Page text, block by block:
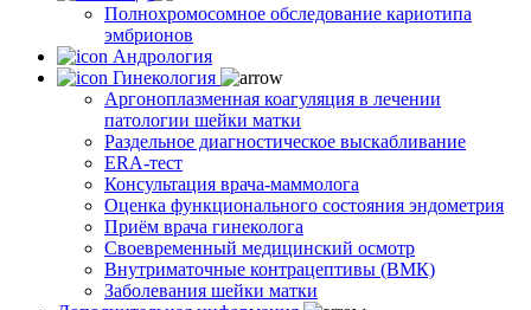
Полнохромосомное обследование кариотипа
эмбрионов
Андрология
Гинекология
Аргоноплазменная коагуляция в лечении
патологии шейки матки
Раздельное диагностическое выскабливание
ERA-тест
Консультация врача-маммолога
Оценка функционального состояния эндометрия
Приём врача гинеколога
Своевременный медицинский осмотр
Внутриматочные контрацептивы (ВМК)
Заболевания шейки матки